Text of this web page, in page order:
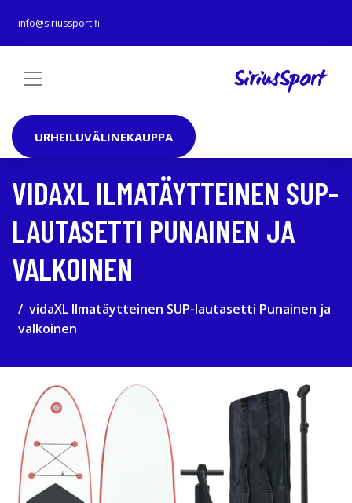
info@siriussport.fi
URHEILUVÄLINEKAUPPA
VIDAXL ILMATÄYTTEINEN SUP-
LAUTASETTI PUNAINEN JA
VALKOINEN
vidaXL Ilmatäytteinen SUP-lautasetti Punainen ja
valkoinen